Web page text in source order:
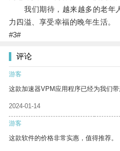
我们期待，越来越多的老年
力四溢、享受幸福的晚年生活。
#3#
评论
游客
这款加速器VPM应用程序已经为我们带
2024-01-14
游客
这款软件的价格非常实惠，值得推荐。